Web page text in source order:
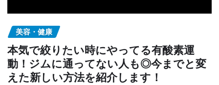
美容・健康
本気で絞りたい時にやってる有酸素運
動！ジムに通ってない人も◎今までと変
えた新しい方法を紹介します！